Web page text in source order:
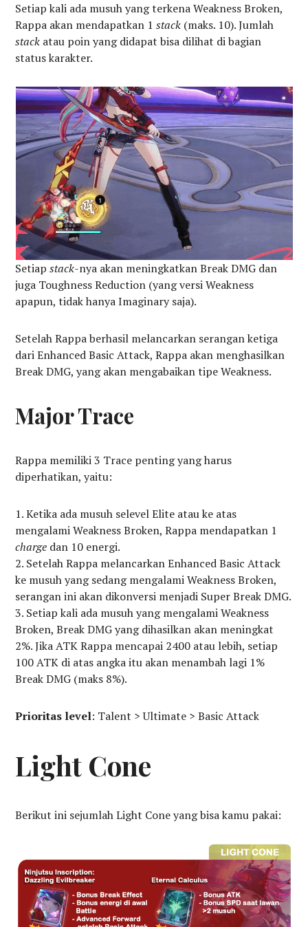
Setiap kali ada musuh yang terkena Weakness Broken,
Rappa akan mendapatkan 1stack (maks. 10). Jumlah
stack atau poin yang didapat bisa dilihat di bagian
status karakter.
Setiapstack-nya akan meningkatkan Break DMG dan
juga Toughness Reduction (yang versi Weakness
apapun, tidak hanya Imaginary saja).
Setelah Rappa berhasil melancarkan serangan ketiga
dari Enhanced Basic Attack, Rappa akan menghasilkan
Break DMG, yang akan mengabaikan tipe Weakness.
Major Trace
Rappa memiliki 3 Trace penting yang harus
diperhatikan, yaitu:
Ketika ada musuh selevel Elite atau ke atas
mengalami Weakness Broken, Rappa mendapatkan 1
charge dan 10 energi.
Setelah Rappa melancarkan Enhanced Basic Attack
ke musuh yang sedang mengalami Weakness Broken,
serangan ini akan dikonversi menjadi Super Break DMG.
Setiap kali ada musuh yang mengalami Weakness
Broken, Break DMG yang dihasilkan akan meningkat
2%. Jika ATK Rappa mencapai 2400 atau lebih, setiap
100 ATK di atas angka itu akan menambah lagi 1%
Break DMG (maks 8%).
Prioritas level: Talent > Ultimate > Basic Attack
Light Cone
Berikut ini sejumlah Light Cone yang bisa kamu pakai: